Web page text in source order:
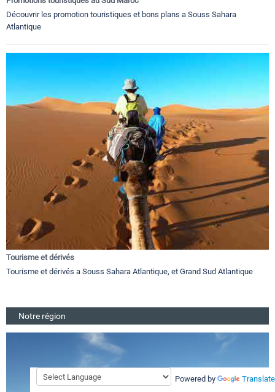
Découvrir les promotion touristiques et bons plans a Souss Sahara
Atlantique
Tourisme et dérivés
Tourisme et dérivés a Souss Sahara Atlantique, et Grand Sud Atlantique
Notre région
Powered by Translate